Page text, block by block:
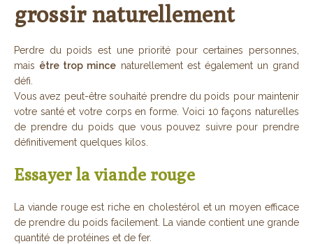
grossir naturellement
Perdre du poids est une priorité pour certaines personnes,
mais être trop mince naturellement est également un grand
défi.
Vous avez peut-être souhaité prendre du poids pour maintenir
votre santé et votre corps en forme. Voici 10 façons naturelles
de prendre du poids que vous pouvez suivre pour prendre
définitivement quelques kilos.
Essayer la viande rouge
La viande rouge est riche en cholestérol et un moyen efficace
de prendre du poids facilement. La viande contient une grande
quantité de protéines et de fer.